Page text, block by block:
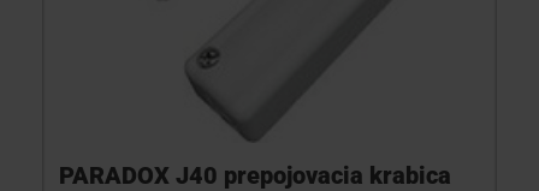
PARADOX J40 prepojovacia krabica